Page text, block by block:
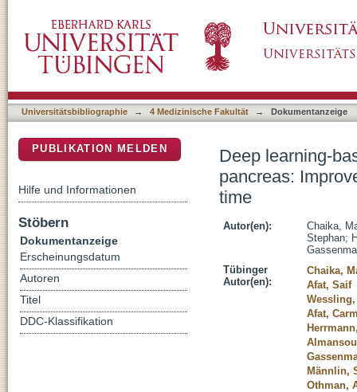
image quality and reduction of acquisition
Universitätsbibliographie → 4 Medizinische Fakultät → Dokumentanzeige
Deep learning-
pancreas:
time
Autor(en):
Chaika,
Stephan;
Tübinger
Autor(en):
Chaika,
Afat, Saif
Afat,
Männlin,
Othman,
PUBLIKATION MELDEN
Hilfe und Informationen
Stöbern
Dokumentanzeige
Erscheinungsdatum
Autoren
Titel
DDC-Klassifikation